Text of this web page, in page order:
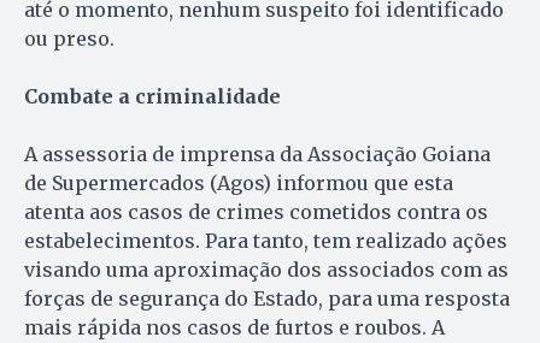
até o momento, nenhum suspeito foi identificado
ou preso.
Combate a criminalidade
A assessoria de imprensa da Associação Goiana
de Supermercados (Agos) informou que esta
atenta aos casos de crimes cometidos contra os
estabelecimentos. Para tanto, tem realizado ações
visando uma aproximação dos associados com as
forças de segurança do Estado, para uma resposta
mais rápida nos casos de furtos e roubos. A